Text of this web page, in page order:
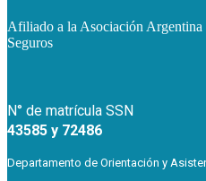
Afiliado a la Asociación Argentina
Seguros
N° de matrícula SSN
43585 y 72486
Departamento de Orientación y